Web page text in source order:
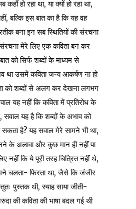
हो रहा था, या क्यों हो रहा था,
बल्कि इस बात का है कि यह वह
बना इन सब स्थितियों की संरचना
मेरे लिए एक कविता बन कर
को सिर्फ शब्दों के माध्यम से
था उसमें कविता जन्य आकर्षण ना हो
को शब्दों से अलग कर देखना लगभग
यह नहीं कि कविता में प्रतिरोध के
सवाल यह है कि शब्दों के अभाव को
सकता है? यह सवाल मेरे सामने भी था,
के अलावा और कुछ मान ही नहीं पा
नहीं कि ये पूरी तरह चित्रित नहीं थे,
चलता- फिरता था, जैसे कि जंजीर
पुस्तक थी, स्याह साया जीती-
की कविता की भाषा बदल गई थी